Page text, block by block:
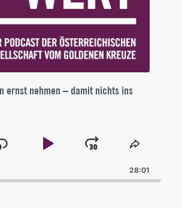
ernst nehmen – damit nichts ins
Skip
Play
Jump
Forward
Share
Episode
28:01